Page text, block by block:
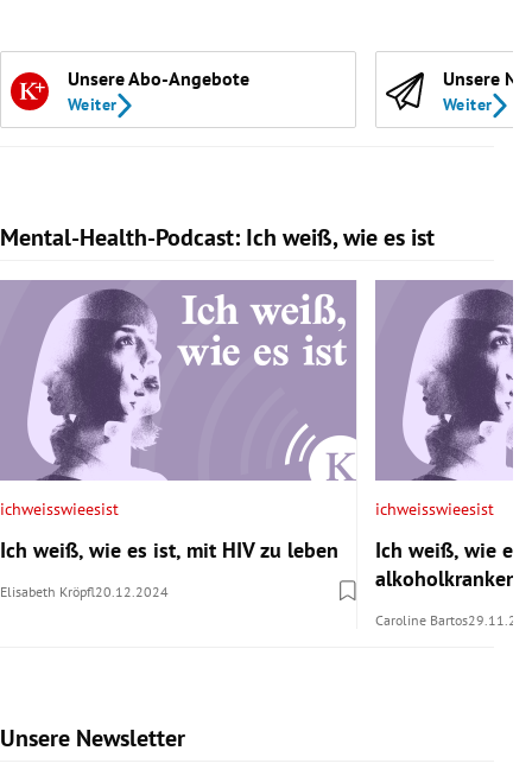
Unsere Abo-Angebote
Weiter
Unsere
Weiter
Mental-Health-Podcast: Ich weiß, wie es ist
Slide 1 von 7
ichweisswieesist
Ich weiß, wie es ist, mit HIV zu leben
Elisabeth Kröpfl20.12.2024
ichweisswieesist
Ich weiß, wie es
alkoholkranken
Caroline Bartos
Unsere Newsletter
Slide 1 von 6